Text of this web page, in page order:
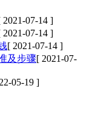
2021-07-14 ]
2021-07-14 ]
[ 2021-07-14 ]
及步骤[ 2021-07-
05-19 ]